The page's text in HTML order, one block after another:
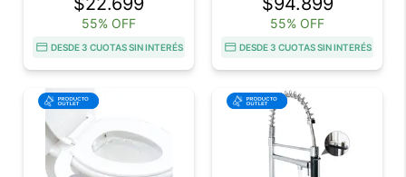
55% OFF
DESDE 3 CUOTAS SIN INTERÉS
55% OFF
DESDE 3 CUOTAS SIN INTERÉS